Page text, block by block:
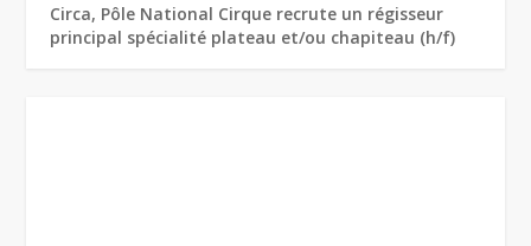
Circa, Pôle National Cirque recrute un régisseur
principal spécialité plateau et/ou chapiteau (h/f)